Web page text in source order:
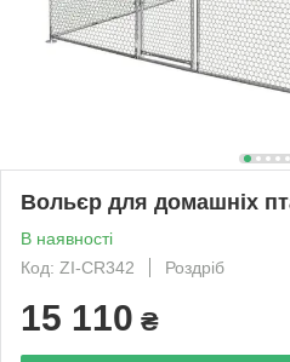
Вольєр для домашніх
В наявності
Код: ZI-CR342
Роздріб
15 110 ₴